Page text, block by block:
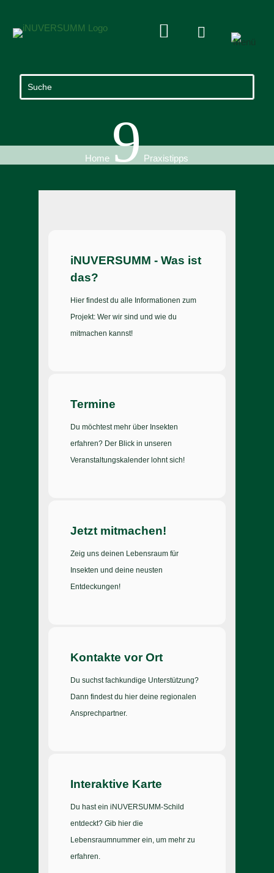
 
Home 9 Praxistipps
iNUVERSUMM - Was ist
das?
Hier findest du alle Informationen zum
Projekt: Wer wir sind und wie du
mitmachen kannst!
Termine
Du möchtest mehr über Insekten
erfahren? Der Blick in unseren
Veranstaltungskalender lohnt sich!
Jetzt mitmachen!
Zeig uns deinen Lebensraum für
Insekten und deine neusten
Entdeckungen!
Kontakte vor Ort
Du suchst fachkundige Unterstützung?
Dann findest du hier deine regionalen
Ansprechpartner.
Interaktive Karte
Du hast ein iNUVERSUMM-Schild
entdeckt? Gib hier die
Lebensraumnummer ein, um mehr zu
erfahren.